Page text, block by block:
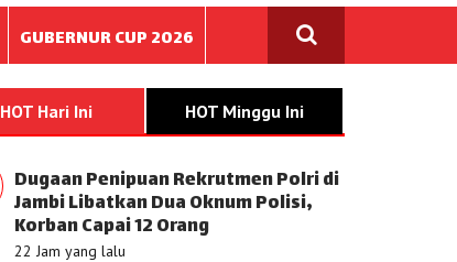
GUBERNUR CUP 2026
HOT Hari Ini HOT Minggu Ini
Dugaan Penipuan Rekrutmen Polri di
Jambi Libatkan Dua Oknum Polisi,
Korban Capai 12 Orang
22 Jam yang lalu